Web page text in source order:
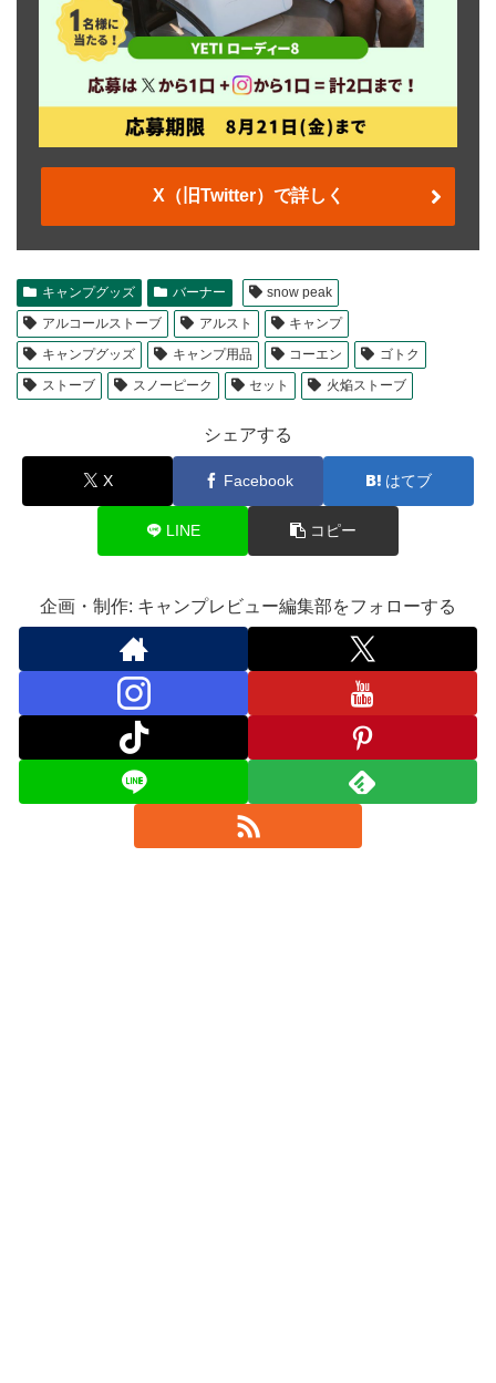
X（旧Twitter）で詳しく
キャンプグッズ バーナー
snow peak
アルコールストーブ
アルスト
キャンプ
キャンプグッズ
キャンプ用品 コーエン
ゴトク
ストーブ
スノーピーク セット 火焔ストーブ
シェアする
X Facebook はてブ
LINE コピー
企画・制作: キャンプレビュー編集部をフォローする